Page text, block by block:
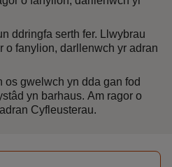
ddringfa serth fer. Llwybrau
o fanylion, darllenwch yr adran
os gwelwch yn dda gan fod
yn barhaus. Am ragor o
Cyfleusterau.